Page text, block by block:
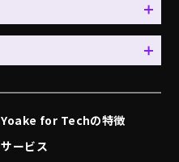
Yoake for Techの特徴
サービス